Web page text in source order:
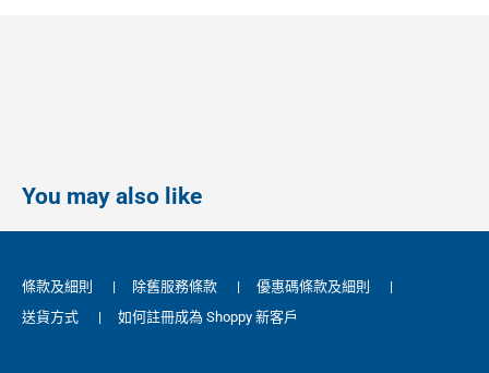
You may also like
條款及細則 | 除舊服務條款 | 優惠碼條款及細則
|
送貨方式
| 如何註冊成為 Shoppy 新客戶